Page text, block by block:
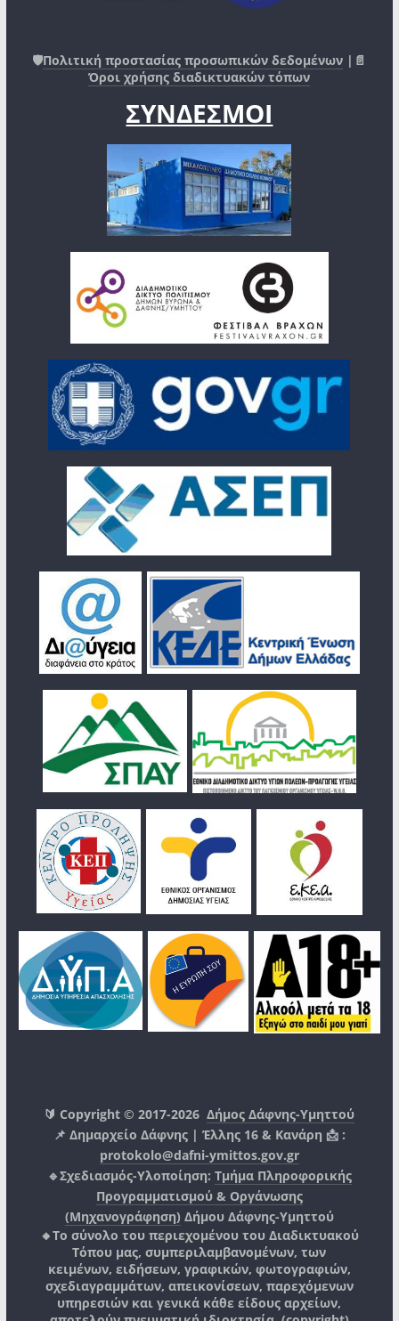
🛡️Πολιτική προστασίας προσωπικών δεδομένων |📄
Όροι χρήσης διαδικτυακών τόπων
ΣΥΝΔΕΣΜΟΙ
🔰 Copyright © 2017-2026Δήμος Δάφνης-Υμηττού
📌 Δημαρχείο Δάφνης | Έλλης 16 & Κανάρη 📩 :
protokolo@dafni-ymittos.gov.gr
🔹Σχεδιασμός-Υλοποίηση: Τμήμα Πληροφορικής
Προγραμματισμού & Οργάνωσης
(Μηχανογράφηση) Δήμου Δάφνης-Υμηττού
🔸Το σύνολο του περιεχομένου του Διαδικτυακού
Τόπου μας, συμπεριλαμβανομένων, των
κειμένων, ειδήσεων, γραφικών, φωτογραφιών,
σχεδιαγραμμάτων, απεικονίσεων, παρεχόμενων
υπηρεσιών και γενικά κάθε είδους αρχείων,